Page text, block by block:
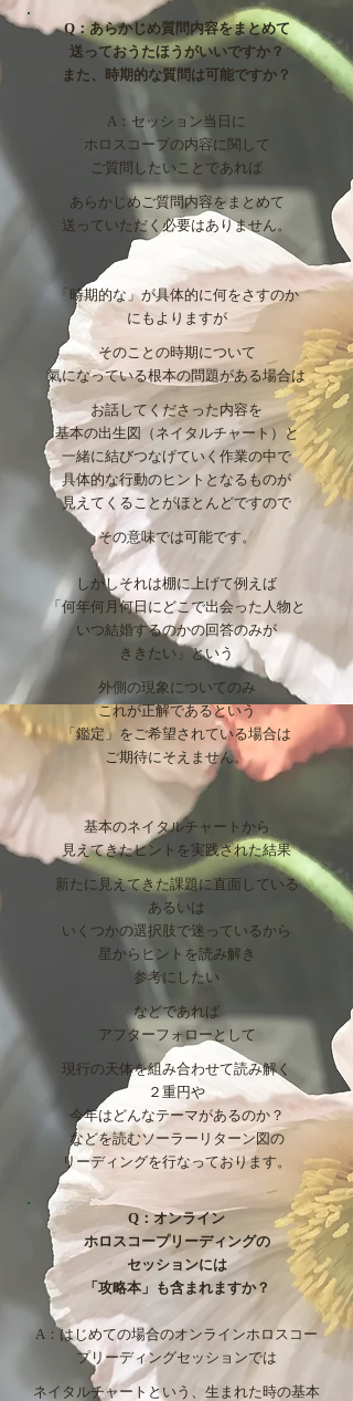
Q：あらかじめ質問内容をまとめて
送っておうたほうがいいですか？
また、時期的な質問は可能ですか？
A：セッション当日に
ホロスコープの内容に関して
ご質問したいことであれば
あらかじめご質問内容をまとめて
送っていただく必要はありません。
「時期的な」が具体的に何をさすのか
にもよりますが
そのことの時期について
氣になっている根本の問題がある場合は
お話してくださった内容を
基本の出生図（ネイタルチャート ）と
一緒に結びつなげていく作業の中で
具体的な行動のヒントとなるものが
見えてくることがほとんどですので
​その意味では可能です。
しかし それは棚に上げて例えば
「何年何月何日にどこで出会った人物と
いつ結婚するのかの回答のみが
ききたい」という
外側の現象についてのみ
これが正解であるという
「鑑定」をご希望されている場合は
​ご期待にそえません。
基本のネイタルチャートから
見えてきたヒントを実践された結果
新たに見えてきた課題に直面している
あるいは
いくつかの選択肢で迷っているから
星からヒントを読み解き
参考にしたい
などであれば
アフターフォローとして
現行の天体を組み合わせて読み解く
２重円や
今年はどんなテーマがあるのか？
などを読むソーラーリターン図の
​リーディングを行なっております。
Q：オンライン
ホロスコープリーディングの
セッションには
「攻略本」も含まれますか？
A：はじめての場合のオンラインホロスコー
プリーディングセッションでは
ネイタルチャートという、 生まれた時の基本